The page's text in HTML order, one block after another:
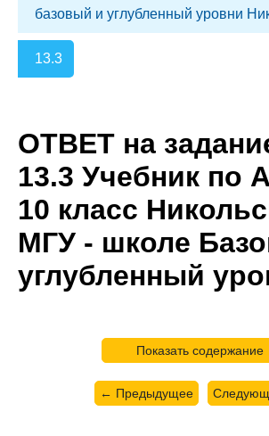
базовый и углубленный уровни
13.3
ОТВЕТ на
13.3 Учебник по
10 класс
МГУ - школе
углубленный
Показать содержание
← Предыдущее